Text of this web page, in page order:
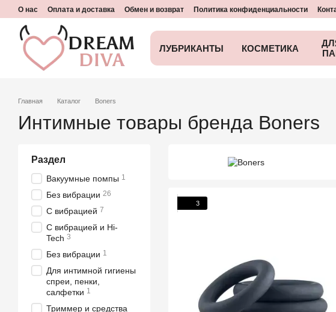
Перейти к основному контенту
О нас Оплата и доставка Обмен и возврат Политика конфиденциальности
ЛУБРИКАНТЫ КОСМЕТИКА
Главная Каталог Boners
Интимные товары бренда Boners
3
Раздел
Вакуумные помпы 1
Без вибрации 26
С вибрацией 7
С вибрацией и Hi-
Tech 3
Без вибрации 1
Для интимной гигиены
спреи, пенки,
салфетки 1
Триммер и средства